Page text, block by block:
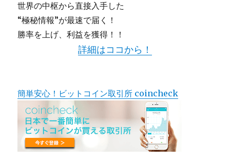
世界の中枢から直接入手した
“極秘情報”が最速で届く！
勝率を上げ、利益を獲得！！
詳細はココから！
簡単安心！ビットコイン取引所 coincheck